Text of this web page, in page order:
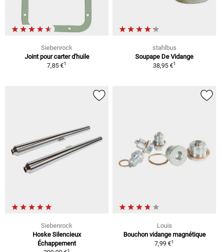
Siebenrock
Joint pour carter d'huile
7,85 €1
stahlbus
Soupape De Vidange
38,95 €1
Siebenrock
Hoske Silencieux
Échappement
1
Louis
Bouchon vidange magnétique
7,99 €1